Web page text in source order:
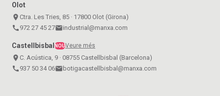
Olot
place Ctra. Les Tries, 85 · 17800 Olot (Girona)
call 972 27 45 27emailindustrial@manxa.com
CastellbisbalNOUVeure més
place C. Acústica, 9 · 08755 Castellbisbal (Barcelona)
call 937 50 34 06emailbotigacastellbisbal@manxa.com